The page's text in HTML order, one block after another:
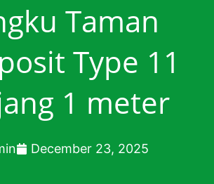
Taman
Type 11
1 meter
December 23, 2025